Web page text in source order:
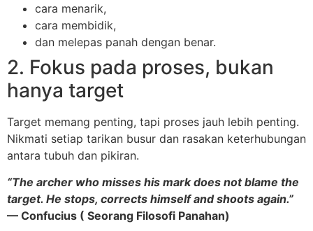
cara menarik,
cara membidik,
dan melepas panah dengan benar.
2. Fokus pada proses, bukan
hanya target
Target memang penting, tapi proses jauh lebih penting.
Nikmati setiap tarikan busur dan rasakan keterhubungan
antara tubuh dan pikiran.
“The archer who misses his mark does not blame the
target. He stops, corrects himself and shoots again.”
— Confucius ( Seorang Filosofi Panahan)